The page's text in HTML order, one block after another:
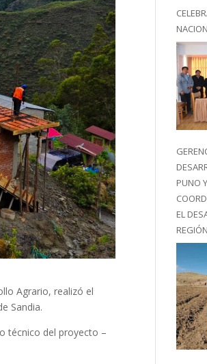
Agrario, realizó el
Sandia.
técnico del proyecto –
PUNO
EL
REGIÓN